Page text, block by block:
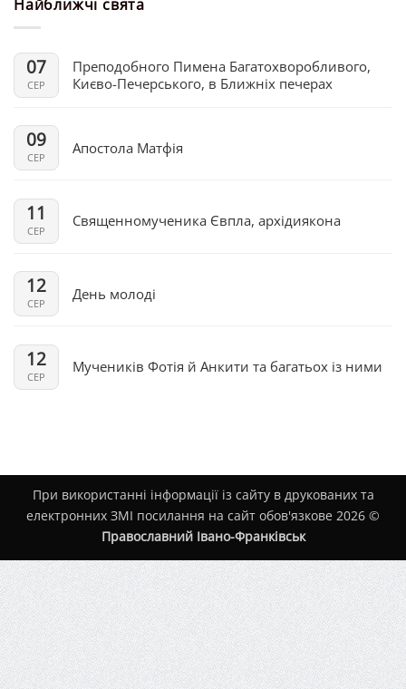
Найближчі свята
07
СЕР
Преподобного Пимена Багатохворобливого,
Києво-Печерського, в Ближніх печерах
09
СЕР
Апостола Матфія
11
СЕР
Священномученика Євпла, архідиякона
12
СЕР
День молоді
12
СЕР
Мучеників Фотія й Анкити та багатьох із ними
При використанні інформації із сайту в друкованих та
електронних ЗМІ посилання на сайт обов'язкове 2026 ©
Православний Івано-Франківськ